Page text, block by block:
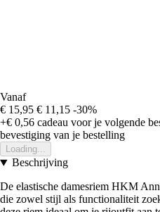
Vanaf
€ 15,95 € 11,15 -30%
+€ 0,56 cadeau voor je volgende
bevestiging van je bestelling
Loading...
Beschrijving
De elastische damesriem HKM
die zowel stijl als functionaliteit